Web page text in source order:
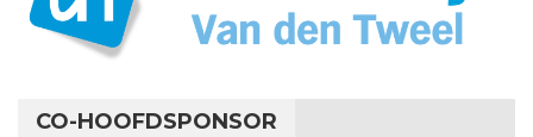
CO-HOOFDSPONSOR